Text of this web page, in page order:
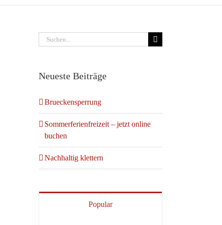
Suche
nach:
Neueste Beiträge
Brueckensperrung
Sommerferienfreizeit – jetzt online
buchen
Nachhaltig klettern
Popular